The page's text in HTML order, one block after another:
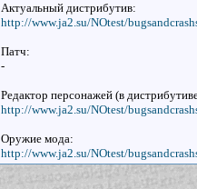
Актуальный дистрибутив:
http://www.ja2.su/NOtest/
Патч:
-
Редактор персонажей (в
http://www.ja2.su/NOtest/
Оружие мода:
http://www.ja2.su/NOtest/